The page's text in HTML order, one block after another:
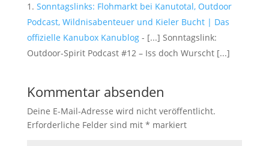
Sonntagslinks: Flohmarkt bei Kanutotal, Outdoor
Podcast, Wildnisabenteuer und Kieler Bucht | Das
offizielle Kanubox Kanublog- [...] Sonntagslink:
Outdoor-Spirit Podcast #12 – Iss doch Wurscht [...]
Kommentar absenden
Deine E-Mail-Adresse wird nicht veröffentlicht.
Erforderliche Felder sind mit * markiert